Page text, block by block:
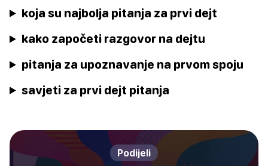
koja su najbolja pitanja za prvi dejt
kako započeti razgovor na dejtu
pitanja za upoznavanje na prvom spoju
savjeti za prvi dejt pitanja
Podijeli